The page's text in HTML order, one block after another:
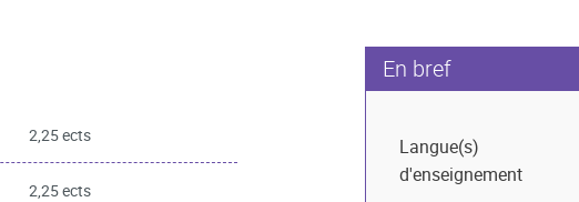
2,25 ects
2,25 ects
En bref
Langue(s)
d'enseignement